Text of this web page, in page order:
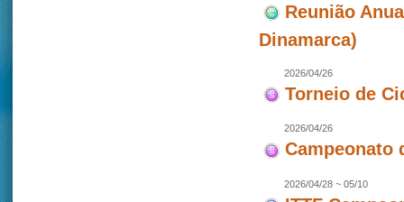
Reunião
Dinamarca)
2026/04/26
Torneio de
2026/04/26
Campeonato
2026/04/28 ~ 05/10